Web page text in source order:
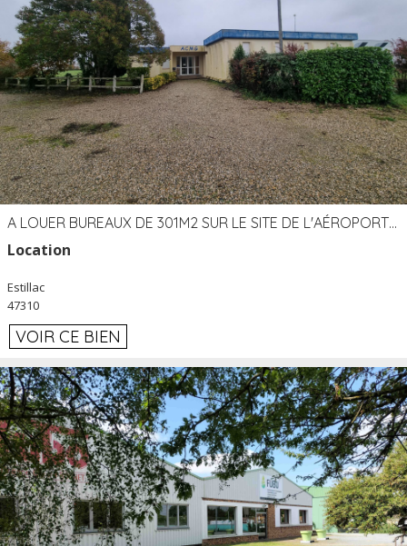
A LOUER BUREAUX DE 301M2 SUR LE SITE DE L'AÉROPORT AGEN LA GARENNE
Location
Estillac
47310
VOIR CE BIEN